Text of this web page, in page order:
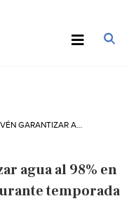
agua al 98% en
temporada